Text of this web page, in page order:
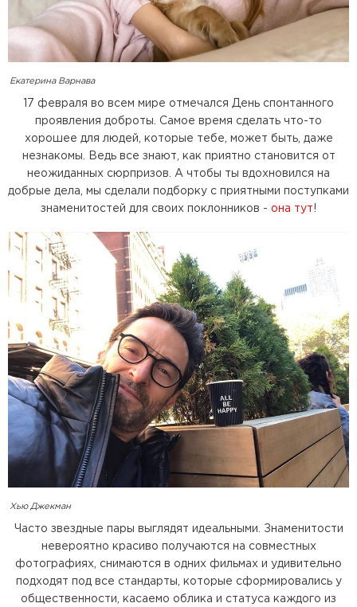
Екатерина Варнава
17 февраля во всем мире отмечался День спонтанного
проявления доброты. Самое время сделать что-то
хорошее для людей, которые тебе, может быть, даже
незнакомы. Ведь все знают, как приятно становится от
неожиданных сюрпризов. А чтобы ты вдохновился на
добрые дела, мы сделали подборку с приятными поступками
знаменитостей для своих поклонников - она тут!
Хью Джекман
Часто звездные пары выглядят идеальными. Знаменитости
невероятно красиво получаются на совместных
фотографиях, снимаются в одних фильмах и удивительно
подходят под все стандарты, которые сформировались у
общественности, касаемо облика и статуса каждого из